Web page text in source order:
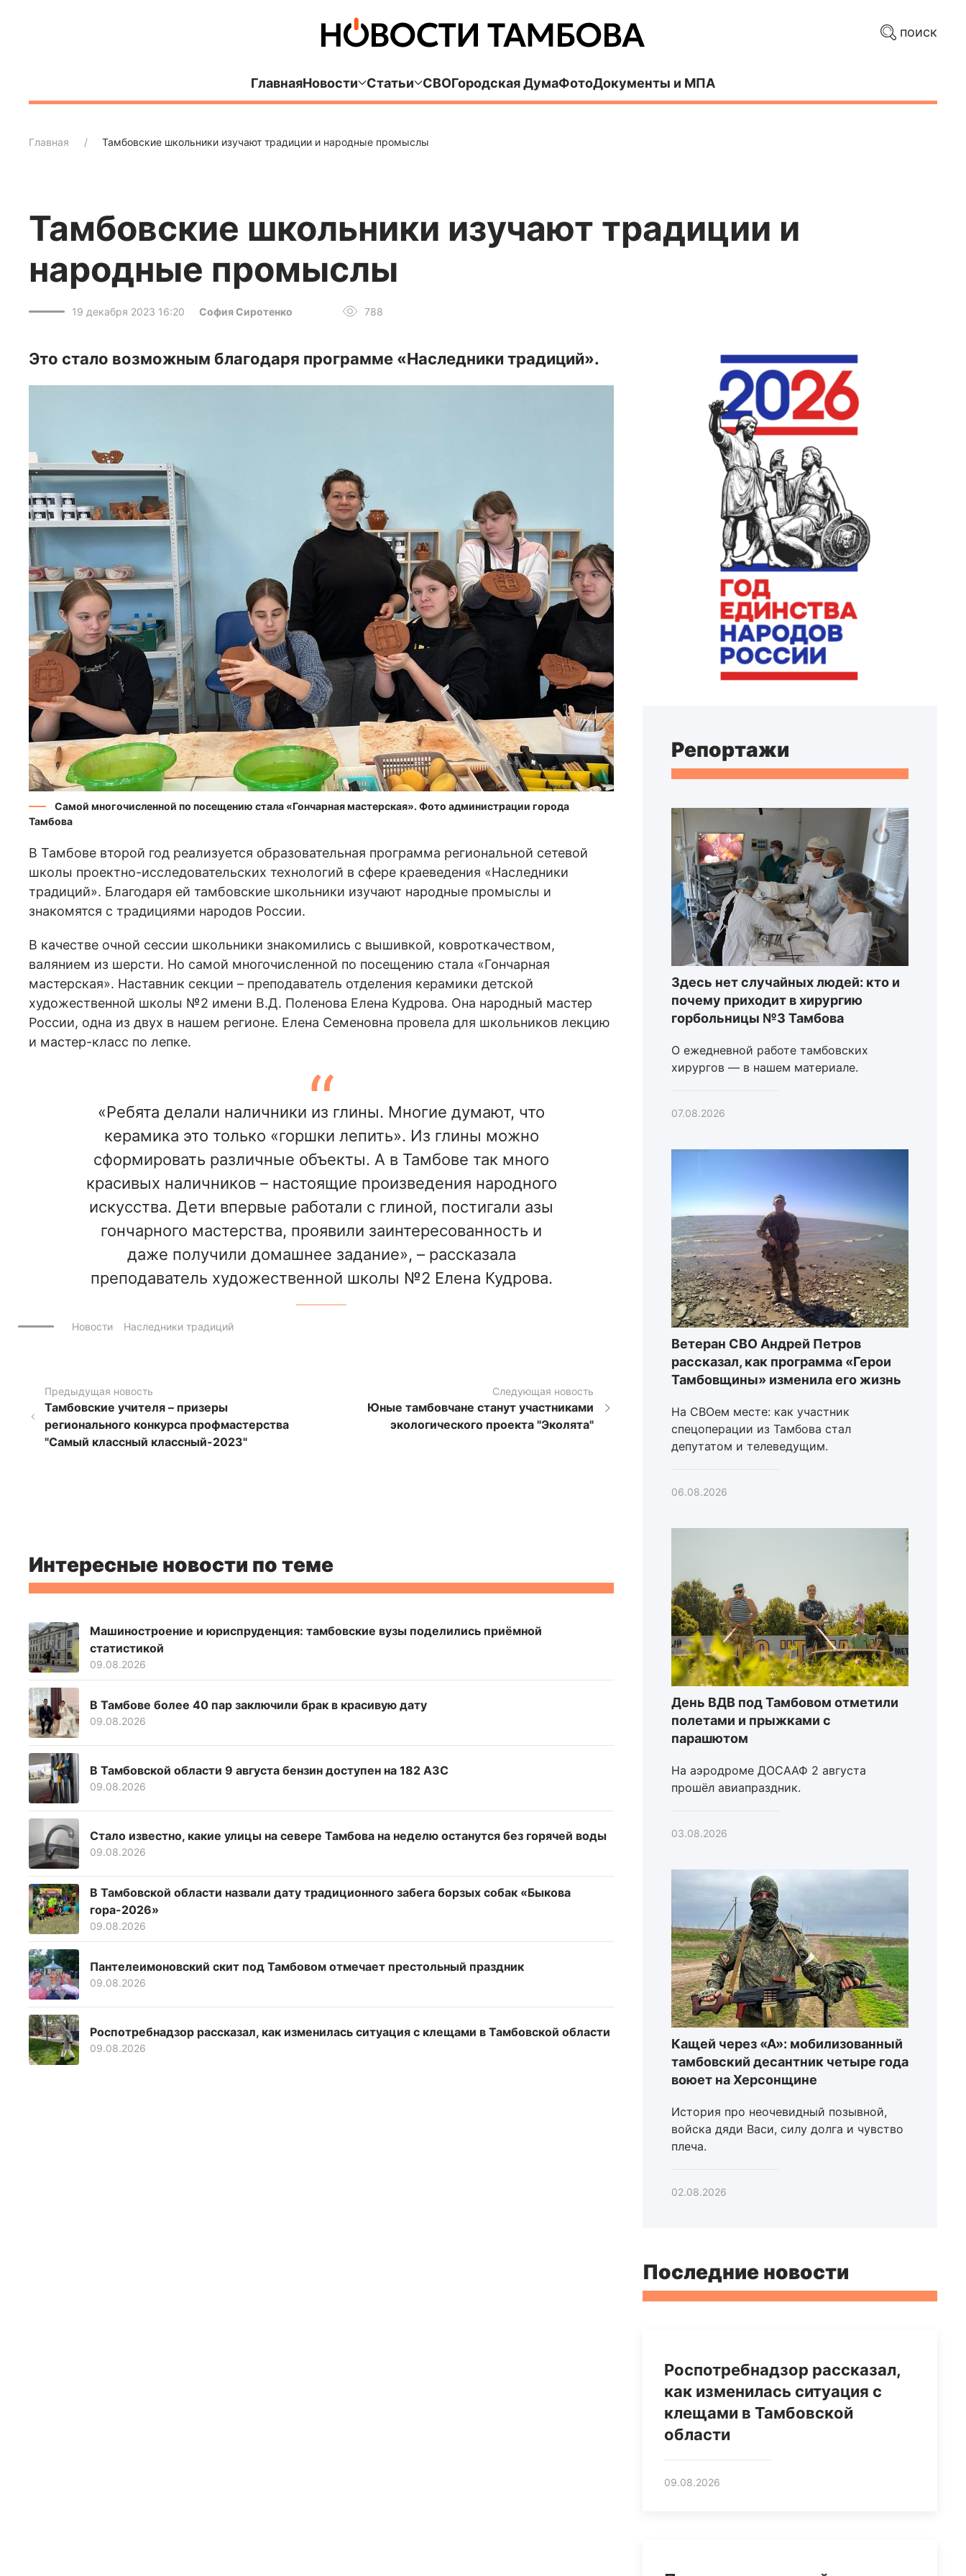
поиск
ГлавнаяНовости Статьи СВОГородская ДумаФотоДокументы и МПА
Главная Тамбовские школьники изучают традиции и народные промыслы
Тамбовские школьники изучают традиции и
народные промыслы
19 декабря 2023 16:20 София Сиротенко 788
Это стало возможным благодаря программе «Наследники традиций».
Самой многочисленной по посещению стала «Гончарная мастерская». Фото администрации города
Тамбова
В Тамбове второй год реализуется образовательная программа региональной сетевой
школы проектно-исследовательских технологий в сфере краеведения «Наследники
традиций». Благодаря ей тамбовские школьники изучают народные промыслы и
знакомятся с традициями народов России.
В качестве очной сессии школьники знакомились с вышивкой, ковроткачеством,
валянием из шерсти. Но самой многочисленной по посещению стала «Гончарная
мастерская». Наставник секции – преподаватель отделения керамики детской
художественной школы №2 имени В.Д. Поленова Елена Кудрова. Она народный мастер
России, одна из двух в нашем регионе. Елена Семеновна провела для школьников лекцию
и мастер-класс по лепке.
«Ребята делали наличники из глины. Многие думают, что
керамика это только «горшки лепить». Из глины можно
сформировать различные объекты. А в Тамбове так много
красивых наличников – настоящие произведения народного
искусства. Дети впервые работали с глиной, постигали азы
гончарного мастерства, проявили заинтересованность и
даже получили домашнее задание», – рассказала
преподаватель художественной школы №2 Елена Кудрова.
Новости Наследники традиций
Предыдущая новость
Тамбовские учителя – призеры
регионального конкурса профмастерства
"Самый классный классный-2023"
Следующая новость
Юные тамбовчане станут участниками
экологического проекта "Эколята"
Интересные новости по теме
Машиностроение и юриспруденция: тамбовские вузы поделились приёмной
статистикой
09.08.2026
В Тамбове более 40 пар заключили брак в красивую дату
09.08.2026
В Тамбовской области 9 августа бензин доступен на 182 АЗС
09.08.2026
Стало известно, какие улицы на севере Тамбова на неделю останутся без горячей воды
09.08.2026
В Тамбовской области назвали дату традиционного забега борзых собак «Быкова
гора-2026»
09.08.2026
Пантелеимоновский скит под Тамбовом отмечает престольный праздник
09.08.2026
Роспотребнадзор рассказал, как изменилась ситуация с клещами в Тамбовской области
09.08.2026
Репортажи
Здесь нет случайных людей: кто и
почему приходит в хирургию
горбольницы №3 Тамбова
О ежедневной работе тамбовских
хирургов — в нашем материале.
07.08.2026
Ветеран СВО Андрей Петров
рассказал, как программа «Герои
Тамбовщины» изменила его жизнь
На СВОем месте: как участник
спецоперации из Тамбова стал
депутатом и телеведущим.
06.08.2026
День ВДВ под Тамбовом отметили
полетами и прыжками с
парашютом
На аэродроме ДОСААФ 2 августа
прошёл авиапраздник.
03.08.2026
Кащей через «А»: мобилизованный
тамбовский десантник четыре года
воюет на Херсонщине
История про неочевидный позывной,
войска дяди Васи, силу долга и чувство
плеча.
02.08.2026
Последние новости
Роспотребнадзор рассказал,
как изменилась ситуация с
клещами в Тамбовской
области
09.08.2026